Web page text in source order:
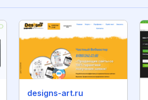
designs-art.ru